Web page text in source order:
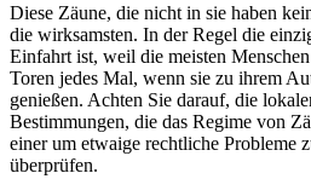
Diese Zäune, die nicht in sie haben
die wirksamsten. In der Regel die
Einfahrt ist, weil die meisten
Toren jedes Mal, wenn sie zu ihrem
genießen. Achten Sie darauf, die
Bestimmungen, die das Regime von
einer um etwaige rechtliche Probleme
überprüfen.